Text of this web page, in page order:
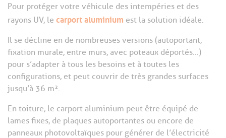
Pour protéger votre véhicule des intempéries et des
rayons UV, le carport aluminium est la solution idéale.
Il se décline en de nombreuses versions (autoportant,
fixation murale, entre murs, avec poteaux déportés...)
pour s’adapter à tous les besoins et à toutes les
configurations, et peut couvrir de très grandes surfaces
jusqu’à 36 m².
En toiture, le carport aluminium peut être équipé de
lames fixes, de plaques autoportantes ou encore de
panneaux photovoltaïques pour générer de l’électricité